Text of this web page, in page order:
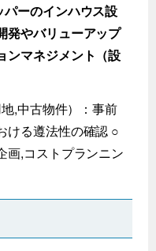
パーのインハウス設
発やバリューアップ
ンマネジメント（設
,中古物件）：事前
ける遵法性の確認 ○
画,コストプランニン